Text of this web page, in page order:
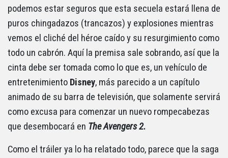
podemos estar seguros que esta secuela estará llena de
puros chingadazos (trancazos) y explosiones mientras
vemos el cliché del héroe caído y su resurgimiento como
todo un cabrón. Aquí la premisa sale sobrando, así que la
cinta debe ser tomada como lo que es, un vehículo de
entretenimiento Disney, más parecido a un capítulo
animado de su barra de televisión, que solamente servirá
como excusa para comenzar un nuevo rompecabezas
que desembocará en The Avengers 2.
Como el tráiler ya lo ha relatado todo, parece que la saga